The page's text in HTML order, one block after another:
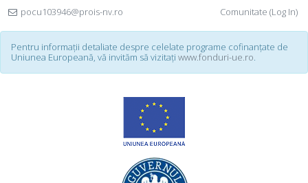
pocu103946@prois-nv.ro Comunitate (Log In)
Pentru informații detaliate despre celelate programe cofinanțate de
Uniunea Europeană, vă invităm să vizitați www.fonduri-ue.ro.